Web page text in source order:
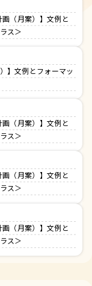
画（月案）】文例と
ス＞
】文例とフォーマッ
画（月案）】文例と
ス＞
画（月案）】文例と
ス＞
画（月案）】文例と
ス＞